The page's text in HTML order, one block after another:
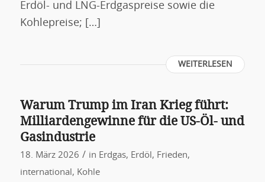
Erdöl- und LNG-Erdgaspreise sowie die
Kohlepreise; […]
WEITERLESEN
Warum Trump im Iran Krieg führt:
Milliardengewinne für die US-Öl- und
Gasindustrie
18. März 2026 / in Erdgas, Erdöl , Frieden,
international , Kohle